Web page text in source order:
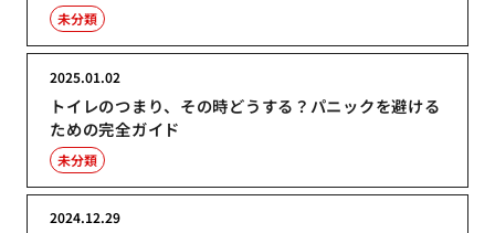
未分類
トイレのつまり、その時どうする？パニックを避ける
ための完全ガイド
2025.01.02
未分類
2024.12.29